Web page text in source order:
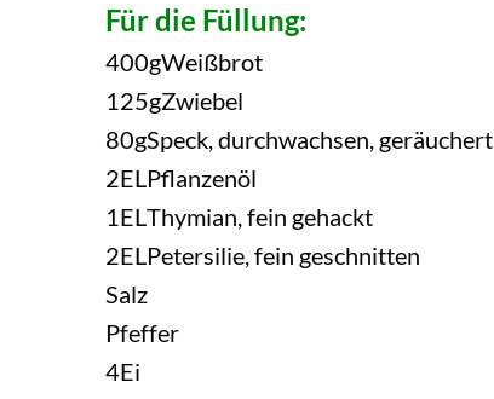
Für die Füllung:
400gWeißbrot
125gZwiebel
80gSpeck, durchwachsen, geräuchert
2EL Pflanzenöl
1 EL Thymian, fein gehackt
2EL Petersilie, fein geschnitten
Salz
Pfeffer
4Ei